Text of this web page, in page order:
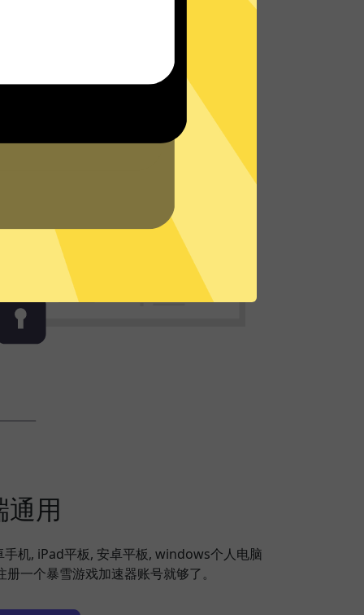
通用
机, iPad平板, 安卓平板, windows个人电脑
一个暴雪游戏加速器账号就够了。